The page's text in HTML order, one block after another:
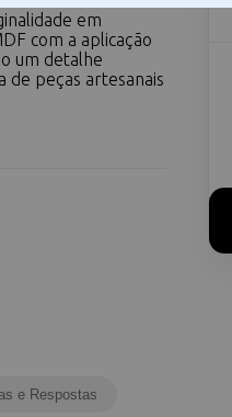
em
com a aplicação
um detalhe
de peças artesanais
e Respostas